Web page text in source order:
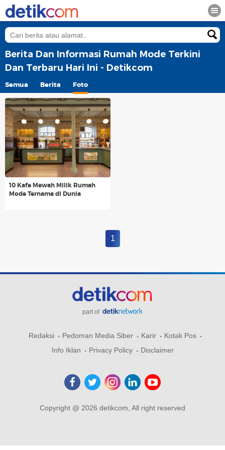
Berita Dan Informasi Rumah Mode Terkini
Dan Terbaru Hari Ini - Detikcom
Semua Berita Foto
10 Kafe Mewah Milik Rumah
Mode Ternama di Dunia
1
part of
Redaksi Pedoman Media Siber Karir
Kotak Pos
Info Iklan
Privacy Policy Disclaimer
Copyright @ 2026 detikcom, All right reserved